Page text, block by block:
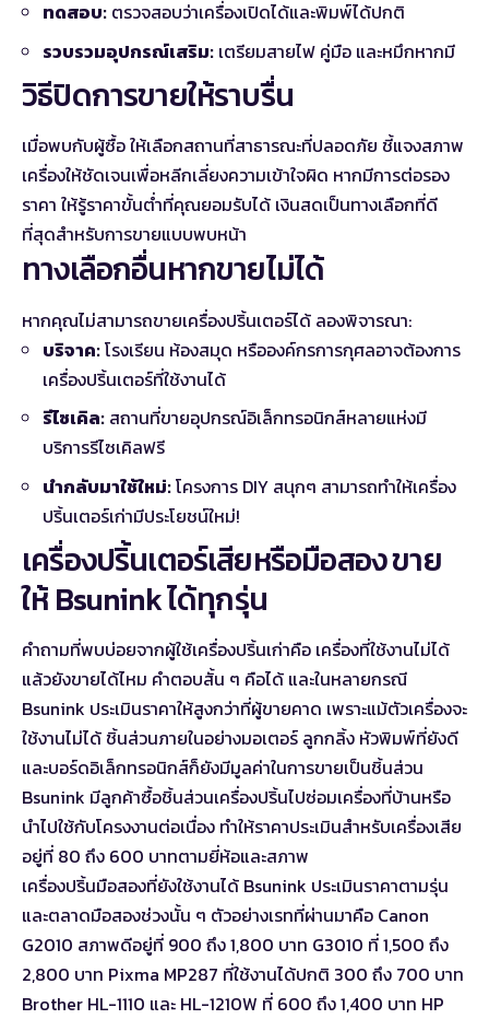
ทดสอบ: ตรวจสอบว่าเครื่องเปิดได้และพิมพ์ได้ปกติ
รวบรวมอุปกรณ์เสริม: เตรียมสายไฟ คู่มือ และหมึกหากมี
วิธีปิดการขายให้ราบรื่น
เมื่อพบกับผู้ซื้อ ให้เลือกสถานที่สาธารณะที่ปลอดภัย ชี้แจงสภาพ
เครื่องให้ชัดเจนเพื่อหลีกเลี่ยงความเข้าใจผิด หากมีการต่อรอง
ราคา ให้รู้ราคาขั้นต่ำที่คุณยอมรับได้ เงินสดเป็นทางเลือกที่ดี
ที่สุดสำหรับการขายแบบพบหน้า
ทางเลือกอื่นหากขายไม่ได้
หากคุณไม่สามารถขายเครื่องปริ้นเตอร์ได้ ลองพิจารณา:
บริจาค:โรงเรียน ห้องสมุด หรือองค์กรการกุศลอาจต้องการ
เครื่องปริ้นเตอร์ที่ใช้งานได้
รีไซเคิล: สถานที่ขายอุปกรณ์อิเล็กทรอนิกส์หลายแห่งมี
บริการรีไซเคิลฟรี
นำกลับมาใช้ใหม่:โครงการ DIY สนุกๆ สามารถทำให้เครื่อง
ปริ้นเตอร์เก่ามีประโยชน์ใหม่!
เครื่องปริ้นเตอร์เสียหรือมือสอง ขาย
ให้ Bsunink ได้ทุกรุ่น
คำถามที่พบบ่อยจากผู้ใช้เครื่องปริ้นเก่าคือ เครื่องที่ใช้งานไม่ได้
แล้วยังขายได้ไหม คำตอบสั้น ๆ คือได้ และในหลายกรณี
Bsunink ประเมินราคาให้สูงกว่าที่ผู้ขายคาด เพราะแม้ตัวเครื่องจะ
ใช้งานไม่ได้ ชิ้นส่วนภายในอย่างมอเตอร์ ลูกกลิ้ง หัวพิมพ์ที่ยังดี
และบอร์ดอิเล็กทรอนิกส์ก็ยังมีมูลค่าในการขายเป็นชิ้นส่วน
Bsunink มีลูกค้าซื้อชิ้นส่วนเครื่องปริ้นไปซ่อมเครื่องที่บ้านหรือ
นำไปใช้กับโครงงานต่อเนื่อง ทำให้ราคาประเมินสำหรับเครื่องเสีย
อยู่ที่ 80 ถึง 600 บาทตามยี่ห้อและสภาพ
เครื่องปริ้นมือสองที่ยังใช้งานได้ Bsunink ประเมินราคาตามรุ่น
และตลาดมือสองช่วงนั้น ๆ ตัวอย่างเรทที่ผ่านมาคือ Canon
G2010 สภาพดีอยู่ที่ 900 ถึง 1,800 บาท G3010 ที่ 1,500 ถึง
2,800 บาท Pixma MP287 ที่ใช้งานได้ปกติ 300 ถึง 700 บาท
Brother HL-1110 และ HL-1210W ที่ 600 ถึง 1,400 บาท HP